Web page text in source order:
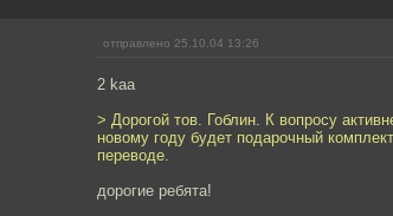
отправлено 25.10.04 13:26
2 kaa
> Дорогой тов. Гоблин. К вопросу
новому году будет подарочный
переводе.
дорогие ребята!